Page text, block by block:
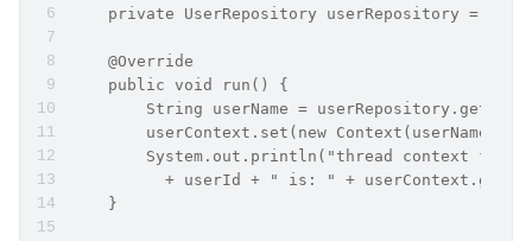
private UserRepository userRepository = new
    @Override
    public void run() {
String userName =
        userContext.set(new Context(userName));
System.out.println("thread context for
+ userId + " is: " +
    }